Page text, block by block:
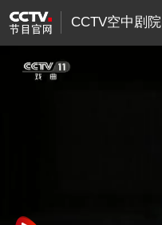
CCTV空中剧院